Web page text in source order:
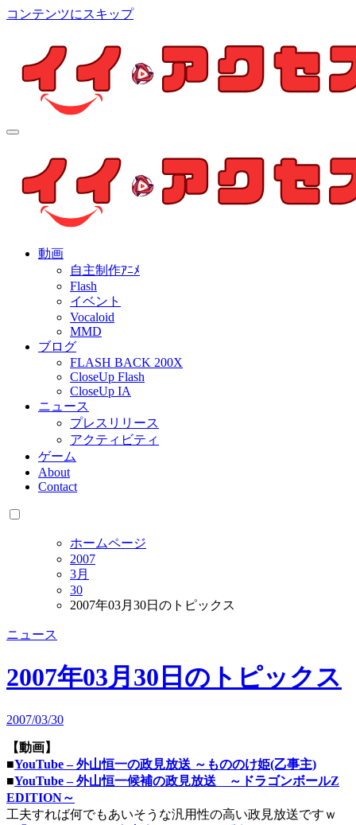
コンテンツにスキップ
個人制作アニメを中心とした動画紹介ブログ
動画
自主制作ｱﾆﾒ
Flash
イベント
Vocaloid
MMD
ブログ
FLASH BACK 200X
CloseUp Flash
CloseUp IA
ニュース
プレスリリース
アクティビティ
ゲーム
About
Contact
ホームページ
2007
3月
30
2007年03月30日のトピックス
ニュース
2007年03月30日のトピックス
2007/03/30
【動画】
■YouTube – 外山恒一の政見放送 ～もののけ姫(乙事主)
■YouTube – 外山恒一候補の政見放送 ～ドラゴンボールZ
EDITION～
工夫すれば何でもあいそうな汎用性の高い政見放送ですｗ